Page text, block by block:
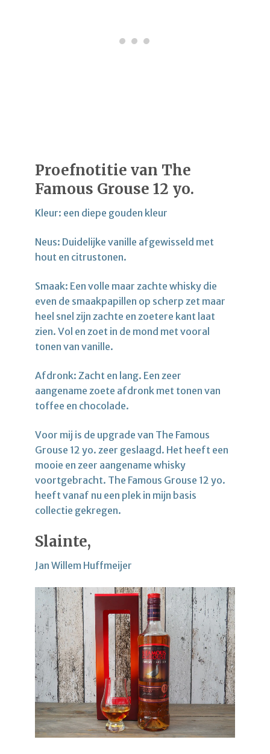
Proefnotitie van The
Famous Grouse 12 yo.
Kleur: een diepe gouden kleur
Neus: Duidelijke vanille afgewisseld met
hout en citrustonen.
Smaak: Een volle maar zachte whisky die
even de smaakpapillen op scherp zet maar
heel snel zijn zachte en zoetere kant laat
zien. Vol en zoet in de mond met vooral
tonen van vanille.
Afdronk: Zacht en lang. Een zeer
aangename zoete afdronk met tonen van
toffee en chocolade.
Voor mij is de upgrade van The Famous
Grouse 12 yo. zeer geslaagd. Het heeft een
mooie en zeer aangename whisky
voortgebracht. The Famous Grouse 12 yo.
heeft vanaf nu een plek in mijn basis
collectie gekregen.
Slainte,
Jan Willem Huffmeijer